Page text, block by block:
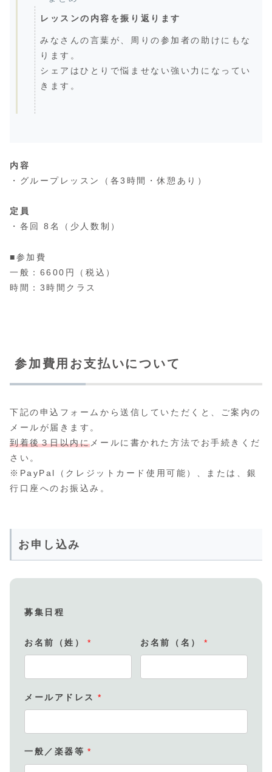
レッスンの内容を振り返ります
みなさんの言葉が、周りの参加者の助けにもな
ります。
シェアはひとりで悩ませない強い力になってい
きます。
内容
・グループレッスン（各3時間・休憩あり）
定員
・各回 8名（少人数制）
■参加費
一般：6600円（税込）
時間：3時間クラス
参加費用お支払いについて
下記の申込フォームから送信していただくと、ご案内の
メールが届きます。
到着後３日以内に メールに書かれた方法でお手続きくだ
さい。
※PayPal（クレジットカード使用可能）、または、銀
行口座へのお振込み。
お申し込み
募集日程
お名前（姓） * お名前（名） *
メールアドレス *
一般／楽器等 *